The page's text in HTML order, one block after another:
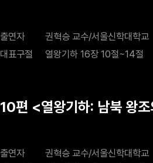
출연자
권혁승 교수/서울신학대학교
대표구절
열왕기하 16장 10절~14절
10편 <열왕기하: 남북 왕
출연자
권혁승 교수/서울신학대학교